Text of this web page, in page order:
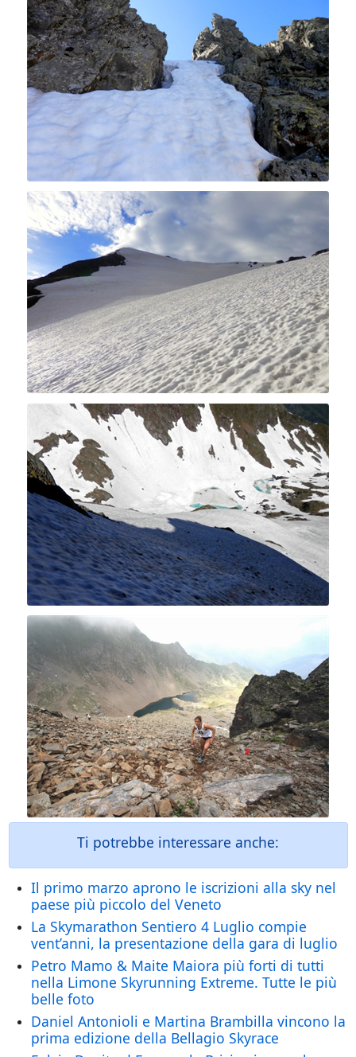
Ti potrebbe interessare anche:
Il primo marzo aprono le iscrizioni alla sky nel
paese più piccolo del Veneto
La Skymarathon Sentiero 4 Luglio compie
vent’anni, la presentazione della gara di luglio
Petro Mamo & Maite Maiora più forti di tutti
nella Limone Skyrunning Extreme. Tutte le più
belle foto
Daniel Antonioli e Martina Brambilla vincono la
prima edizione della Bellagio Skyrace